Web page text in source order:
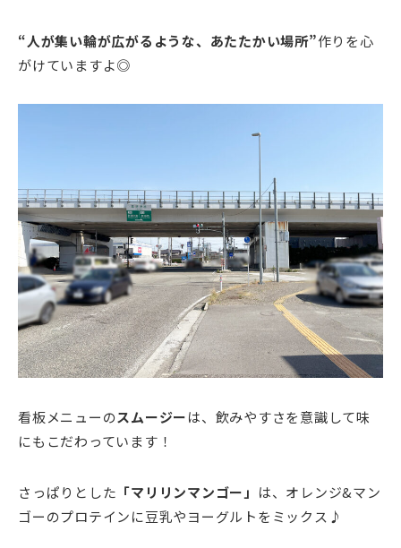
“人が集い輪が広がるような、あたたかい場所”作りを心
がけていますよ◎
看板メニューのスムージーは、飲みやすさを意識して味
にもこだわっています！
さっぱりとした 「マリリンマンゴー」 は、オレンジ&マン
ゴーのプロテインに豆乳やヨーグルトをミックス♪